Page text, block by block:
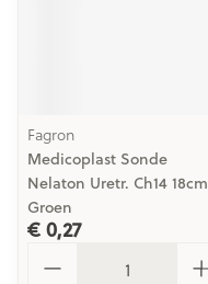
Fagron
Medicoplast Sonde
Nelaton Uretr. Ch14 18cm
Groen
€ 0,27